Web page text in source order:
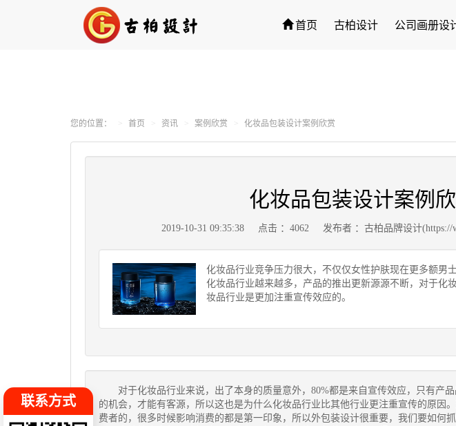
首页 古柏设计 公司画册设
您的位置： 首页 资讯 案例欣赏 化妆品包装设计案例欣赏
化妆品包装设计案例
2019-10-31 09:35:38 点击 ：4062 发布者 ：古柏品牌设计(https://
化妆品行业竞争压力很大，不仅仅女性护肤现在更多额男
化妆品行业越来越多，产品的推出更新源源不断，对于化
妆品行业是更加注重宣传效应的。
对于化妆品行业来说，出了本身的质量意外，80%都是来自宣传效应，只有产
的机会，才能有客源，所以这也是为什么化妆品行业比其他行业更注重宣传的原因
费者的，很多时候影响消费的都是第一印象，所以外包装设计很重要，我们要如何
联系方式